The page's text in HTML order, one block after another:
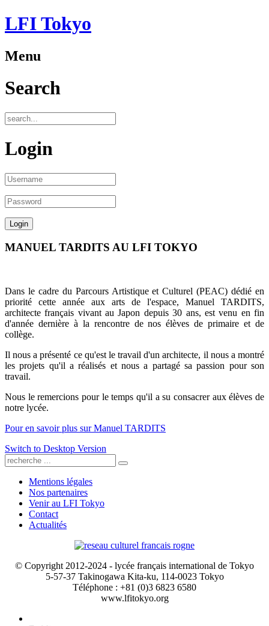
LFI Tokyo
Menu
Search
Login
MANUEL TARDITS AU LFI TOKYO
Dans le cadre du Parcours Artistique et Culturel (PEAC) dédié en
priorité cette année aux arts de l'espace, Manuel TARDITS,
architecte français vivant au Japon depuis 30 ans, est venu en fin
d'année dernière à la rencontre de nos élèves de primaire et de
collège.
Il nous a présenté ce qu'est le travail d'un architecte, il nous a montré
les projets qu'il a réalisés et nous a partagé sa passion pour son
travail.
Nous le remercions pour le temps qu'il a su consacrer aux élèves de
notre lycée.
Pour en savoir plus sur Manuel TARDITS
Switch to Desktop Version
Mentions légales
Nos partenaires
Venir au LFI Tokyo
Contact
Actualités
© Copyright 2012-2024 - lycée français international de Tokyo
5-57-37 Takinogawa Kita-ku, 114-0023 Tokyo
Téléphone : +81 (0)3 6823 6580
www.lfitokyo.org